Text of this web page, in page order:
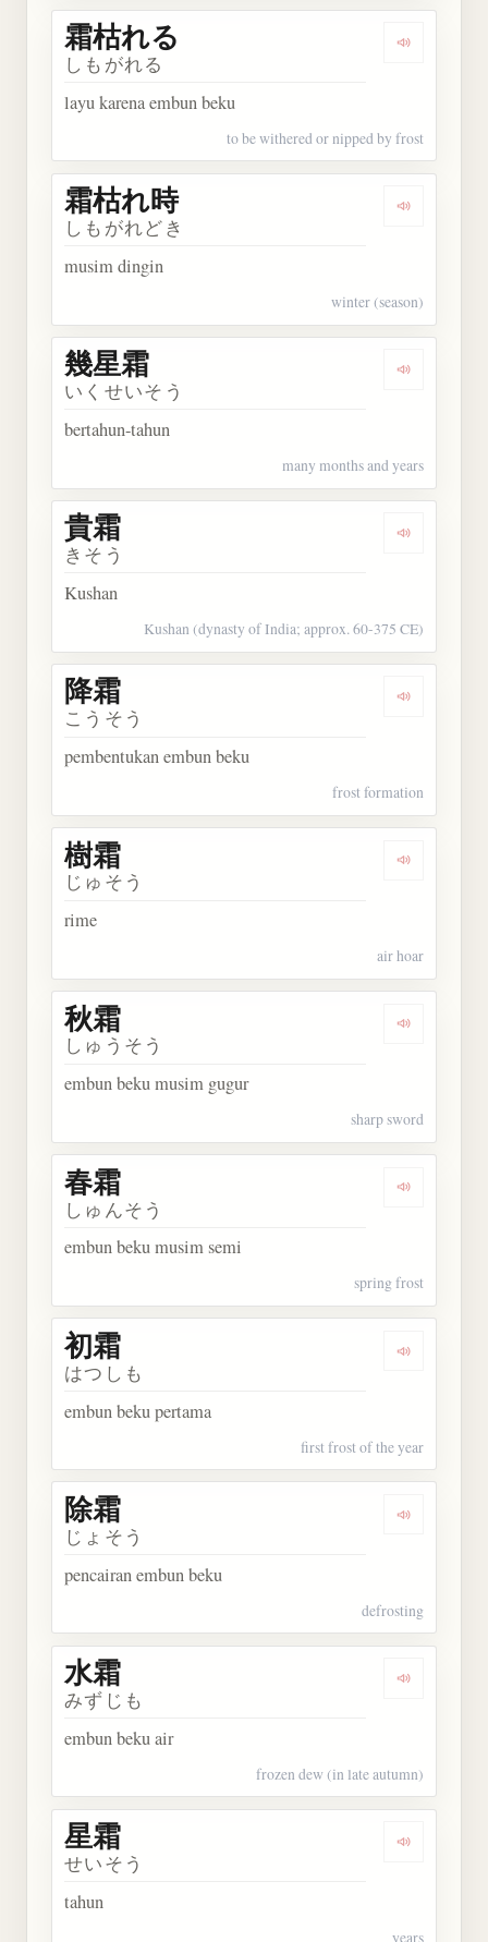
Dengarkan
霜枯れる
しもがれる
layu karena embun beku
to be withered or nipped by frost
Dengarkan
霜枯れ時
しもがれどき
musim dingin
winter (season)
Dengarkan
幾星霜
いくせいそう
bertahun-tahun
many months and years
Dengarkan
貴霜
きそう
Kushan
Kushan (dynasty of India; approx. 60-375 CE)
Dengarkan
降霜
こうそう
pembentukan embun beku
frost formation
Dengarkan
樹霜
じゅそう
rime
air hoar
Dengarkan
秋霜
しゅうそう
embun beku musim gugur
sharp sword
Dengarkan
春霜
しゅんそう
embun beku musim semi
spring frost
Dengarkan
初霜
はつしも
embun beku pertama
first frost of the year
Dengarkan
除霜
じょそう
pencairan embun beku
defrosting
Dengarkan
水霜
みずじも
embun beku air
frozen dew (in late autumn)
Dengarkan
星霜
せいそう
tahun
years